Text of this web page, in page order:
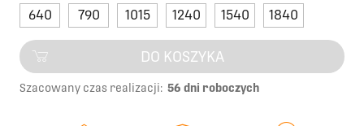
640
790 1015 1240 1540 1840
DO KOSZYKA
Szacowany czas realizacji: 56 dni roboczych